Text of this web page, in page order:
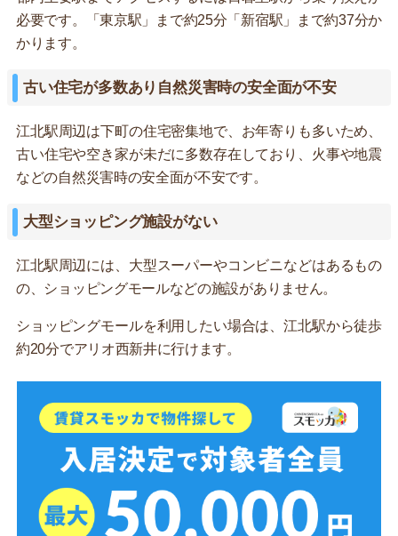
必要です。「東京駅」まで約25分「新宿駅」まで約37分か
かります。
古い住宅が多数あり自然災害時の安全面が不安
江北駅周辺は下町の住宅密集地で、お年寄りも多いため、
古い住宅や空き家が未だに多数存在しており、火事や地震
などの自然災害時の安全面が不安です。
大型ショッピング施設がない
江北駅周辺には、大型スーパーやコンビニなどはあるもの
の、ショッピングモールなどの施設がありません。
ショッピングモールを利用したい場合は、江北駅から徒歩
約20分でアリオ西新井に行けます。